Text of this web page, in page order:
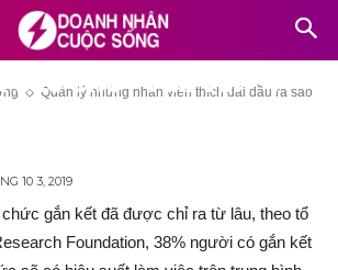
Quản lý những nhân viên thích dãi dầu ra sao
nhân viên thích
sao cho “vừa vặn”?
10 3, 2019
gắn kết đã được chỉ ra từ lâu, theo tổ
Foundation, 38% người có gắn kết